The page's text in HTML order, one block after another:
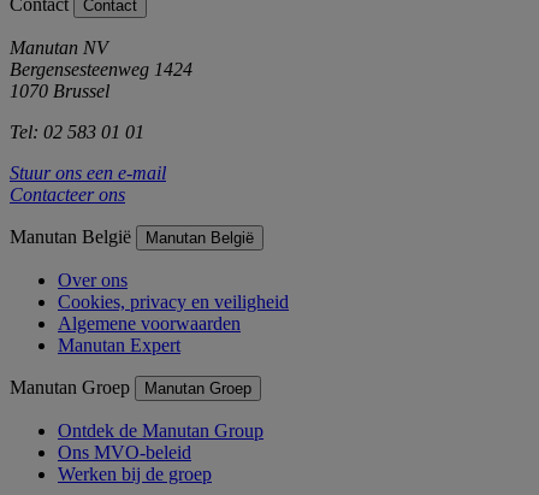
Contact Contact
Manutan NV
Bergensesteenweg 1424
1070 Brussel
Tel: 02 583 01 01
Stuur ons een e-mail
Contacteer ons
Manutan België Manutan België
Over ons
Cookies, privacy en veiligheid
Algemene voorwaarden
Manutan Expert
Manutan Groep Manutan Groep
Ontdek de Manutan Group
Ons MVO-beleid
Werken bij de groep